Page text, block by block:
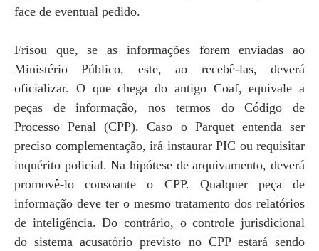
face de eventual pedido.
Frisou que, se as informações forem enviadas ao
Ministério Público, este, ao recebê-las, deverá
oficializar. O que chega do antigo Coaf, equivale a
peças de informação, nos termos do Código de
Processo Penal (CPP). Caso o Parquet entenda ser
preciso complementação, irá instaurar PIC ou requisitar
inquérito policial. Na hipótese de arquivamento, deverá
promovê-lo consoante o CPP. Qualquer peça de
informação deve ter o mesmo tratamento dos relatórios
de inteligência. Do contrário, o controle jurisdicional
do sistema acusatório previsto no CPP estará sendo